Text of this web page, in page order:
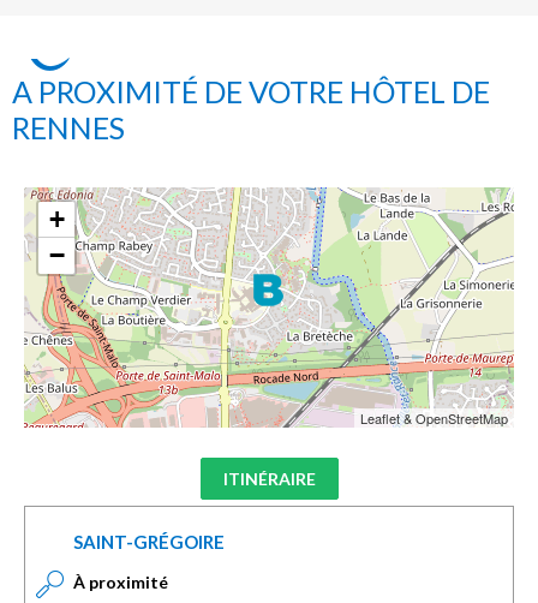
A PROXIMITÉ DE VOTRE HÔTEL DE
RENNES
+
−
Leaflet & OpenStreetMap
ITINÉRAIRE
SAINT-GRÉGOIRE
À proximité